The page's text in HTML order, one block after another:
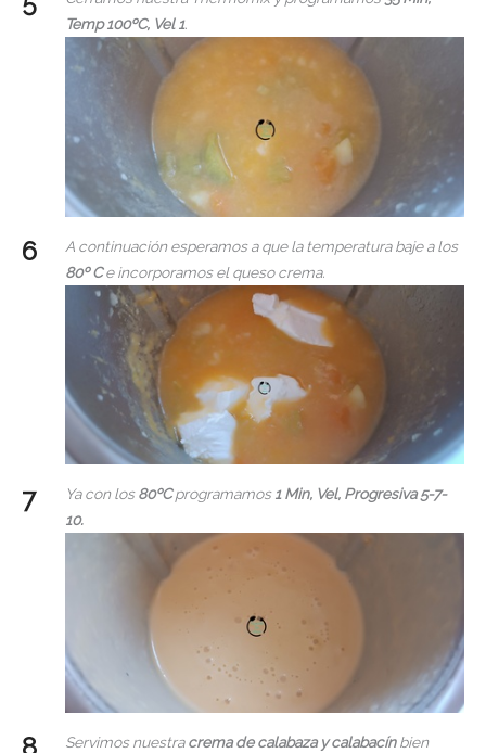
Temp 100ºC, Vel 1.
A continuación esperamos a que la temperatura baje a los
80º Ce incorporamos el queso crema.
Ya con los80ºCprogramamos1 Min, Vel, Progresiva 5-7-
10.
Servimos nuestracrema de calabaza y calabacínbien